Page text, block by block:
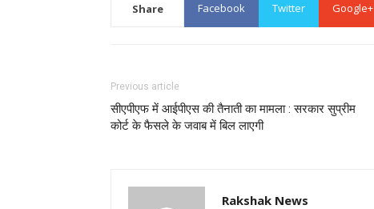
Share Facebook Twitter Google+
Previous article
सीएपीएफ में आईपीएस की तैनाती का मामला : सरकार सुप्रीम
कोर्ट के फैसले के जवाब में बिल लाएगी
Rakshak News